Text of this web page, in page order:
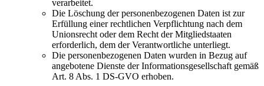
verarbeitet.
Die Löschung der personenbezogenen Daten ist zur
Erfüllung einer rechtlichen Verpflichtung nach dem
Unionsrecht oder dem Recht der Mitgliedstaaten
erforderlich, dem der Verantwortliche unterliegt.
Die personenbezogenen Daten wurden in Bezug auf
angebotene Dienste der Informationsgesellschaft gemäß
Art. 8 Abs. 1 DS-GVO erhoben.